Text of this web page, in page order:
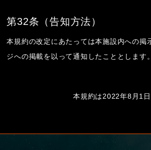
第32条（告知方法）
本規約の改定にあたっては本施設内への掲
ジへの掲載を以って通知したこととします。
本規約は2022年8月1日